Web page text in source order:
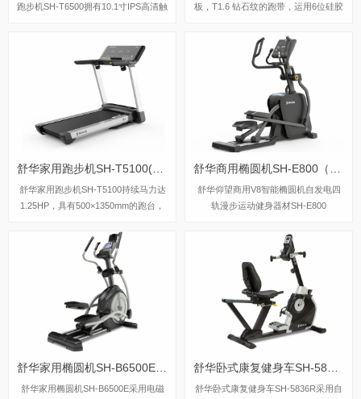
跑步机SH-T6500拥有10.1寸IPS高清触
达、520mm商用豪华跑带和35mm双层
全跑台减震跑板等优势，让您享受科学
跑步。
板，T1.6 钻石纹的跑带，运用6位硅胶
呵护，选用手握心率测试，跑步面积达
480×1350mm，可承受126kg的使用者
使用。
舒华家用跑步机SH-T5100持续马力达
1.25HP，具有500×1350mm的跑台，
6位硅胶减震设计，最大承重是126k
g，可以满足大多数家庭的使用。
舒华仰望商用V8智能椭圆机自发电四
轨漫步运动健身器材SH-E800
舒华家用椭圆机SH-B6500E(X5-E)
舒华家用椭圆机SH-B6500E采用电磁
舒华卧式康复健身车SH-5836R
舒华卧式康复健身车SH-5836R采用自